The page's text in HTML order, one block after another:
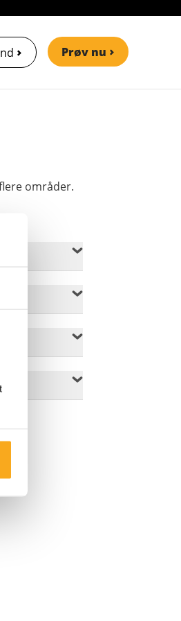
Prøv nu
områder.